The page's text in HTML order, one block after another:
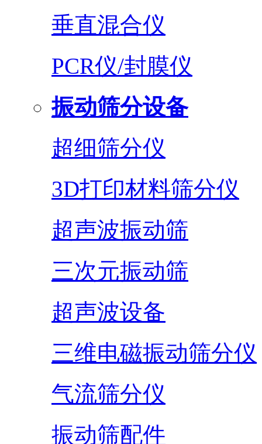
垂直混合仪
PCR仪/封膜仪
振动筛分设备
超细筛分仪
3D打印材料筛分仪
超声波振动筛
三次元振动筛
超声波设备
三维电磁振动筛分仪
气流筛分仪
振动筛配件